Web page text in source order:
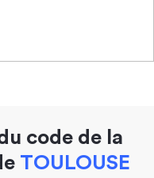
code de la
TOULOUSE